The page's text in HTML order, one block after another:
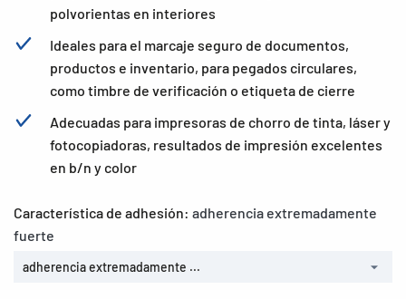
polvorientas en interiores
Ideales para el marcaje seguro de documentos,
productos e inventario, para pegados circulares,
como timbre de verificación o etiqueta de cierre
Adecuadas para impresoras de chorro de tinta, láser y
fotocopiadoras, resultados de impresión excelentes
en b/n y color
Característica de adhesión: adherencia extremadamente
fuerte
adherencia extremadamente ...